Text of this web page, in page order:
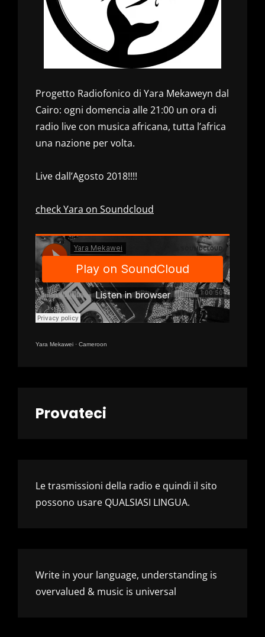
Progetto Radiofonico di Yara Mekaweyn dal
Cairo: ogni domencia alle 21:00 un ora di
radio live con musica africana, tutta l’africa
una nazione per volta.
Live dall’Agosto 2018!!!!
check Yara on Soundcloud
Yara Mekawei · Cameroon
Provateci
Le trasmissioni della radio e quindi il sito
possono usare QUALSIASI LINGUA.
Write in your language, understanding is
overvalued & music is universal